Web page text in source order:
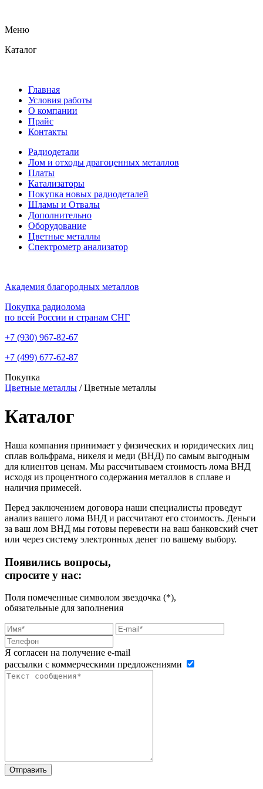
Меню
Каталог
Главная
Условия работы
О компании
Прайс
Контакты
Радиодетали
Лом и отходы драгоценных металлов
Платы
Катализаторы
Покупка новых радиодеталей
Шламы и Отвалы
Дополнительно
Оборудование
Цветные металлы
Спектрометр анализатор
Академия благородных металлов
Покупка радиолома
по всей России и странам СНГ
+7 (930) 967-82-67
+7 (499) 677-62-87
Покупка
Цветные металлы / Цветные металлы
Каталог
Наша компания принимает у физических и юридических лиц
сплав вольфрама, никеля и меди (ВНД) по самым выгодным
для клиентов ценам. Мы рассчитываем стоимость лома ВНД
исходя из процентного содержания металлов в сплаве и
наличия примесей.
Перед заключением договора наши специалисты проведут
анализ вашего лома ВНД и рассчитают его стоимость. Деньги
за ваш лом ВНД мы готовы перевести на ваш банковский счет
или через систему электронных денег по вашему выбору.
Появились вопросы,
спросите у нас:
Поля помеченные символом звездочка (*),
обязательные для заполнения
Я согласен на получение e-mail
рассылки с коммерческими предложениями